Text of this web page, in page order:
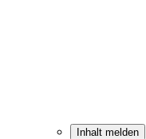
Inhalt melden